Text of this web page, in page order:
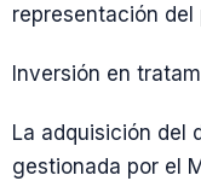
representación del
Inversión en
La adquisición del
gestionada por el